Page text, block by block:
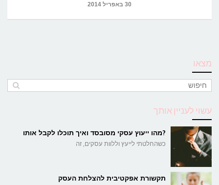
30 באפריל 2014
מצאו
עשוי לעניין אותך
?מהו ייעוץ עסקי מסובסד ואיך תוכלו לקבל אותו
כשהחלטתי לייעץ וללוות עסקים, זה
תקשורת אפקטיבית להצלחת העסק